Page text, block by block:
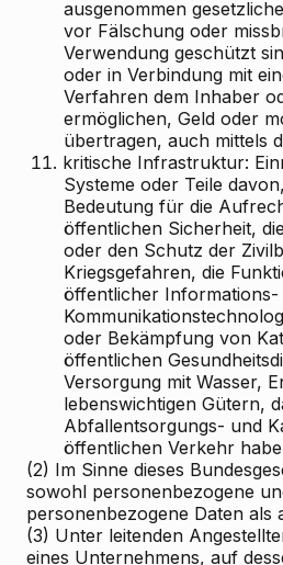
ausgenommen
vor Fälschung oder
Verwendung geschützt
oder in Verbindung mit
Verfahren dem Inhaber
ermöglichen, Geld oder
übertragen, auch mittels
11. kritische Infrastruktur:
Systeme oder Teile
Bedeutung für die
öffentlichen Sicherheit,
oder den Schutz der
Kriegsgefahren, die
öffentlicher Informations-
oder Bekämpfung von
öffentlichen
Versorgung mit Wasser,
lebenswichtigen Gütern,
Abfallentsorgungs- und
öffentlichen Verkehr
(2) Im Sinne dieses
sowohl personenbezogene
personenbezogene Daten als
(3) Unter leitenden
eines Unternehmens, auf